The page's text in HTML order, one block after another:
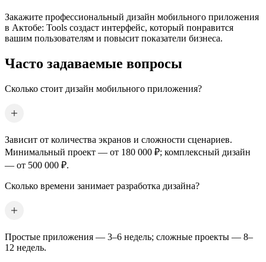
Закажите профессиональный дизайн мобильного приложения
в Актобе: Tools создаст интерфейс, который понравится
вашим пользователям и повысит показатели бизнеса.
Часто задаваемые вопросы
Сколько стоит дизайн мобильного приложения?
Зависит от количества экранов и сложности сценариев.
Минимальный проект — от 180 000 ₽; комплексный дизайн
— от 500 000 ₽.
Сколько времени занимает разработка дизайна?
Простые приложения — 3–6 недель; сложные проекты — 8–
12 недель.